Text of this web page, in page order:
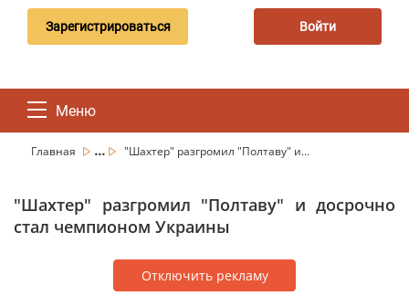
Зарегистрироваться Войти
Меню
Главная ... "Шахтер" разгромил "Полтаву" и...
"Шахтер" разгромил "Полтаву" и досрочно
стал чемпионом Украины
Отключить рекламу